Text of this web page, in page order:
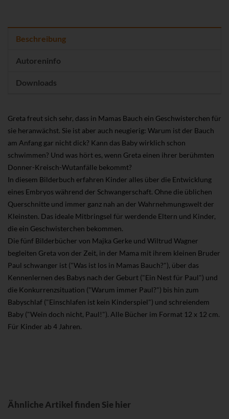
Beschreibung
Autoreninfo
Downloads
Greta freut sich sehr, dass in Mamas Bauch ein Geschwisterchen für
sie heranwächst. Sie ist aber auch neugierig: Warum ist der Bauch
am Anfang gar nicht dick? Kann das Baby wirklich schon
schwimmen? Und was hört es, wenn Greta einen ihrer berühmten
Donner-Kreisch-Wutanfälle bekommt?
In diesem Bilderbuch erfahren Kinder alles über die Entwicklung
eines Embryos während der Schwangerschaft. Ohne die üblichen
Querschnitte und immer ganz nah an der Wahrnehmungswelt der
Kleinsten. Das ideale Mitbringsel für werdende Eltern und Kinder,
die ein Geschwisterchen bekommen.
Die fünf Bilderbücher von Majka Gerke und Wiltrud Wagner
begleiten Greta von der Zeit, in der Mama mit ihrem kleinen Bruder
Paul schwanger ist ("Was ist los in Mamas Bauch?"), über das
Kennenlernen des Babys nach der Geburt ("Ein Nest für Paul") und
die Konkurrenzsituation ("Warum immer Paul?") bis hin zum
Babyschlaf ("Einschlafen ist kein Kinderspiel") und schreiendem
Baby ("Wein doch nicht, Paul!"). Alle Bücher im Format 12 x 12 cm.
Für Kinder ab 4 Jahren.
Ähnliche Artikel finden Sie hier